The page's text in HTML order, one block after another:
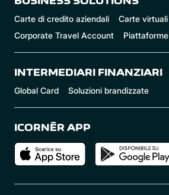
Carte di credito aziendali
Carte virtuali
Corporate Travel Account
Piattaforme
INTERMEDIARI FINANZIARI
Global Card Soluzioni brandizzate
ICORNÈR APP